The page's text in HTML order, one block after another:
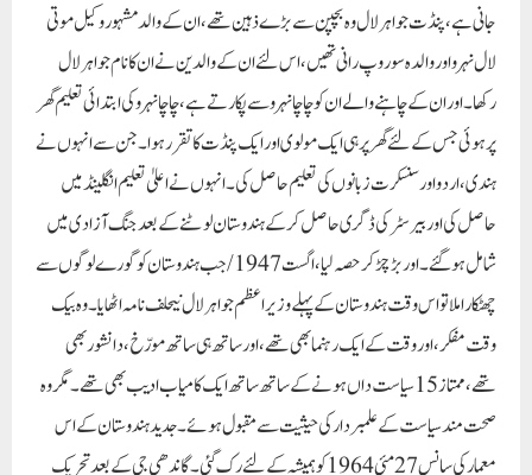
جانی ہے، پنڈت جواہرلال وہ بچپن سے بڑے ذہین تھے، ان کے والد مشہور وکیل موتی
لال نہرو اور والدہ سوروپ رانی تھیں،اس لئے ان کے والدین نے ان کا نام جواہرلال
رکھا۔ اور ان کے چاہنے والے ان کو چاچا نہرو سے پکارتے ہے، چاچا نہرو کی ابتدائی تعلیم گھر
پر ہوئی جس کے لئے گھر پر ہی ایک مولوی اور ایک پنڈت کا تقرر ہوا۔ جن سے انہوں نے
ہندی، اردو اور سنسکرت زبانوں کی تعلیم حاصل کی۔ انہوں نے اعلیٰ تعلیم انگلینڈ میں
حاصل کی اور بیرسٹرکی ڈگری حاصل کرکے ہندوستان لوٹنے کے بعد جنگ آزادی میں
شامل ہوگئے۔ اور بڑچڑ کر حصہ لیا، اگست 1947/ جب ہندوستان کو گورے لوگوں سے
چھٹکارا ملا تو اس وقت ہندوستان کے پہلے وزیراعظم جواہرلال نیحلف نامہ اٹھایا۔ وہ بیک
وقت مفکر، اور وقت کے ایک رہنما بھی تھے، اور ساتھ ہی ساتھ مورّخ، دانشوربھی
تھے، ممتاز15 سیاست داں ہونے کے ساتھ ساتھ ایک کامیاب ادیب بھی تھے۔ مگر وہ
صحت مند سیاست کے علمبردار کی حیثیت سے مقبول ہوئے۔ جدید ہندوستان کے اس
معمار کی سانس27 مئی 1964 کو ہمیشہ کے لئے رک گئی۔ گاندھی جی کے بعد تحریک